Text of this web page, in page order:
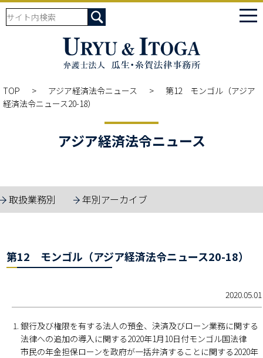
TOP アジア経済法令ニュース
第12 モンゴル（アジア
経済法令ニュース20-18）
アジア経済法令ニュース
取扱業務別 年別アーカイブ
第12 モンゴル（アジア経済法令ニュース20-18）
2020.05.01
銀行及び権限を有する法人の預金、決済及びローン業務に関する
法律への追加の導入に関する2020年1月10日付モンゴル国法律
市民の年金担保ローンを政府が一括弁済することに関する2020年